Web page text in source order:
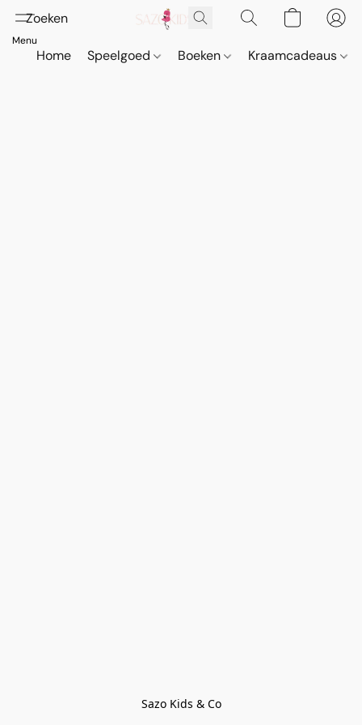
Home Speelgoed Boeken Kraamcadeaus
Sazo Kids & Co